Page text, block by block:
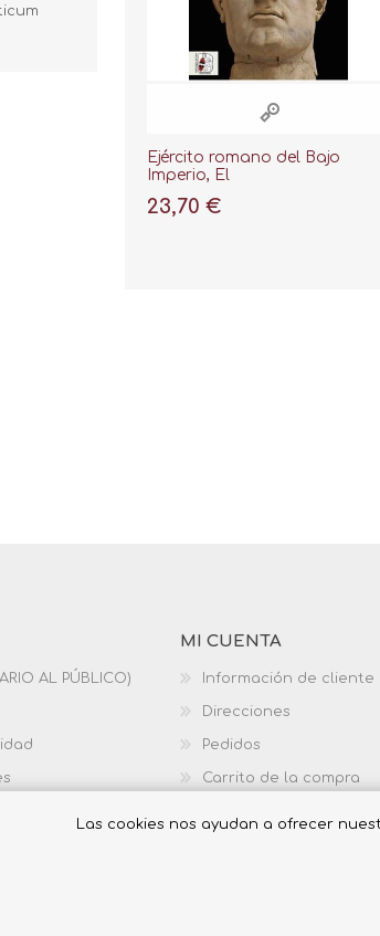
Ejército romano del Bajo
Imperio, El
23,70 €
AL PÚBLICO)
MI CUENTA
Información de cliente
Direcciones
Pedidos
Carrito de la compra
Las cookies nos ayudan a ofrecer